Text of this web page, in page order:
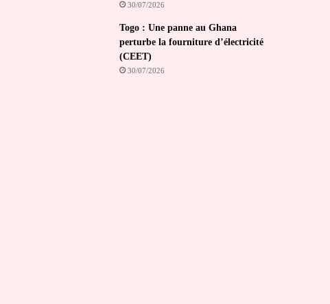
30/07/2026
Togo : Une panne au Ghana
perturbe la fourniture d’électricité
(CEET)
30/07/2026